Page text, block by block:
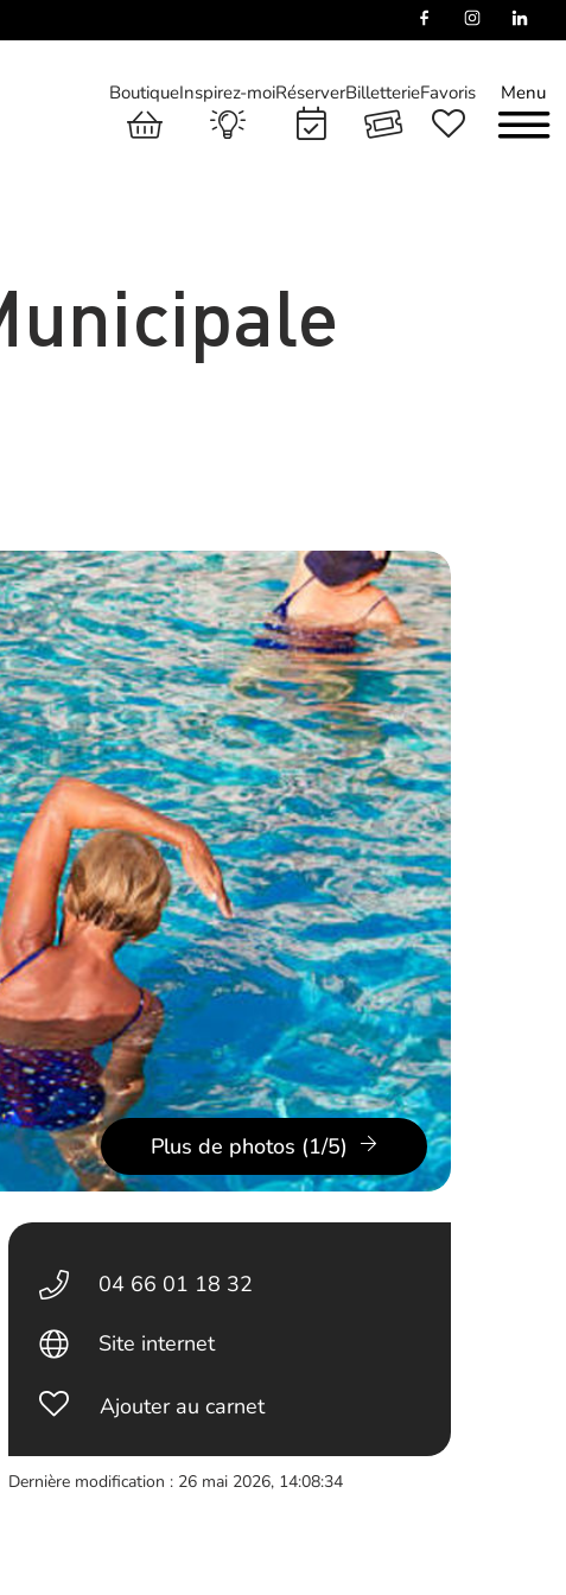
Menu
BoutiqueInspirez-moiRéserverBilletterieFavoris
Plus de photos (1/5)
04 66 01 18 32
Site internet
Ajouter au carnet
Dernière modification : 26 mai 2026, 14:08:34